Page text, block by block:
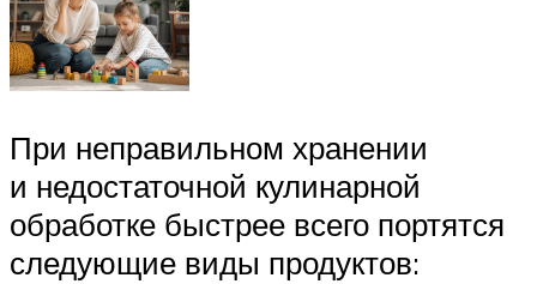
При неправильном хранении
и недостаточной кулинарной
обработке быстрее всего портятся
следующие виды продуктов: